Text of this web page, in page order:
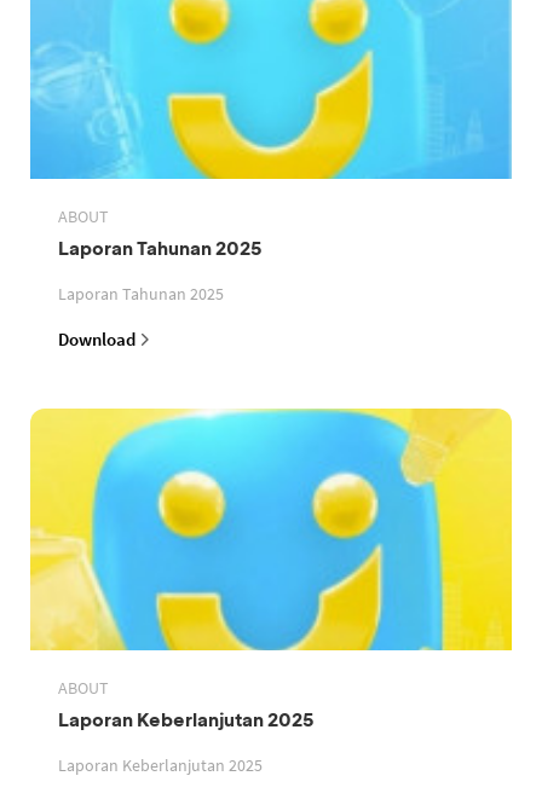
ABOUT
Laporan Tahunan 2025
Laporan Tahunan 2025
Download
ABOUT
Laporan Keberlanjutan 2025
Laporan Keberlanjutan 2025